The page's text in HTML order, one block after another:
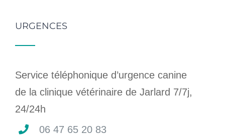
URGENCES
Service téléphonique d’urgence canine
de la clinique vétérinaire de Jarlard 7/7j,
24/24h
06 47 65 20 83